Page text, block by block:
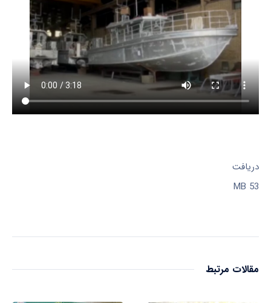
دریافت
53 MB
مقالات مرتبط